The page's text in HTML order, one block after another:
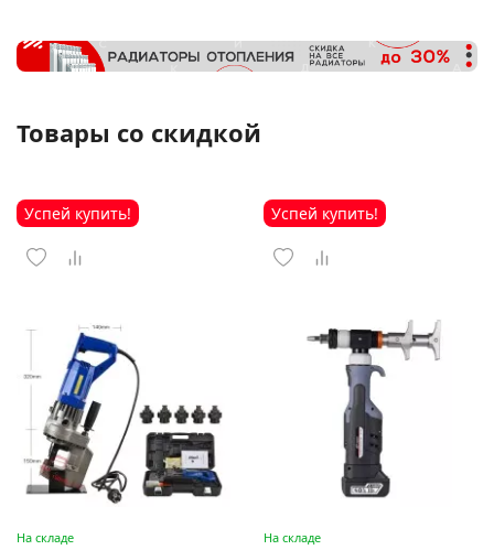
Товары со скидкой
Успей купить!
На складе
Успей купить!
На складе